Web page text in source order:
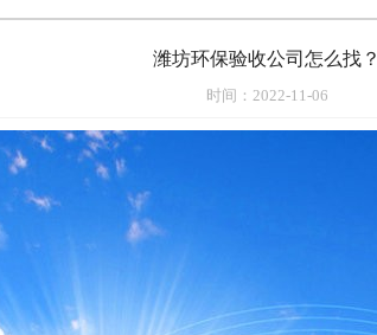
潍坊环保验收公司怎么找？
时间：2022-11-06